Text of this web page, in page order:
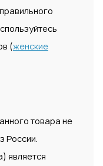
(женские
товара не
России.
является